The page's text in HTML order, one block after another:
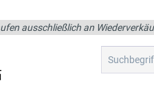
ausschließlich an